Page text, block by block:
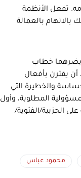
تفعل الأنظمة
بالاتهام بالعمالة
يضرهما خطاب
يقترن بأفعال
والخطيرة التي
المطلوبة، وأول
الحزبية/الفئوية/
محمود عباس